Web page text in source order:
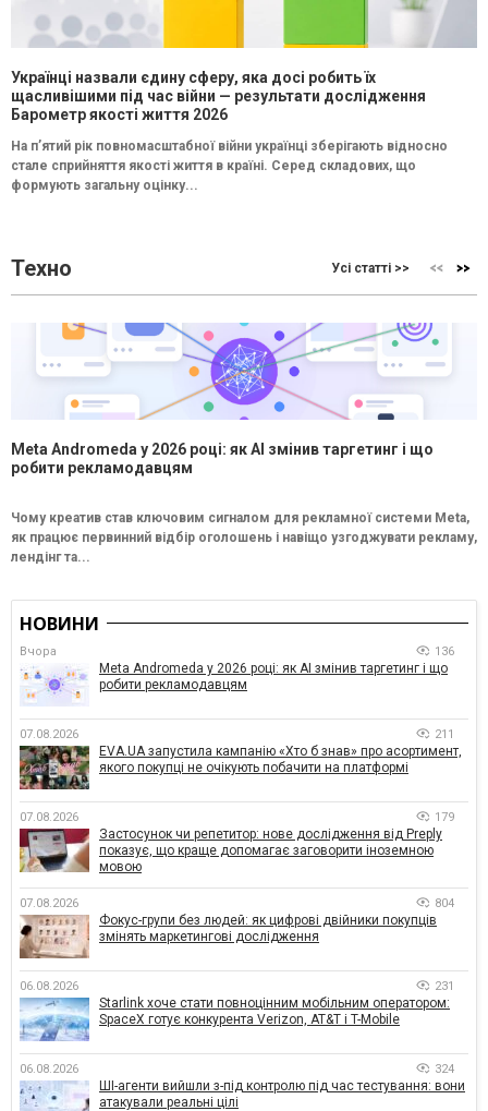
Українці назвали єдину сферу, яка досі робить їх
щасливішими під час війни — результати дослідження
Барометр якості життя 2026
На п’ятий рік повномасштабної війни українці зберігають відносно
стале сприйняття якості життя в країні. Серед складових, що
формують загальну оцінку...
Техно Усі статті >>
Meta Andromeda у 2026 році: як AI змінив таргетинг і що
робити рекламодавцям
Чому креатив став ключовим сигналом для рекламної системи Meta,
як працює первинний відбір оголошень і навіщо узгоджувати рекламу,
лендінг та...
НОВИНИ
Вчора 136
Meta Andromeda у 2026 році: як AI змінив таргетинг і що
робити рекламодавцям
07.08.2026 211
EVA.UA запустила кампанію «Хто б знав» про асортимент,
якого покупці не очікують побачити на платформі
07.08.2026 179
Застосунок чи репетитор: нове дослідження від Preply
показує, що краще допомагає заговорити іноземною
мовою
07.08.2026 804
Фокус-групи без людей: як цифрові двійники покупців
змінять маркетингові дослідження
06.08.2026 231
Starlink хоче стати повноцінним мобільним оператором:
SpaceX готує конкурента Verizon, AT&T і T-Mobile
06.08.2026 324
ШІ-агенти вийшли з-під контролю під час тестування: вони
атакували реальні цілі